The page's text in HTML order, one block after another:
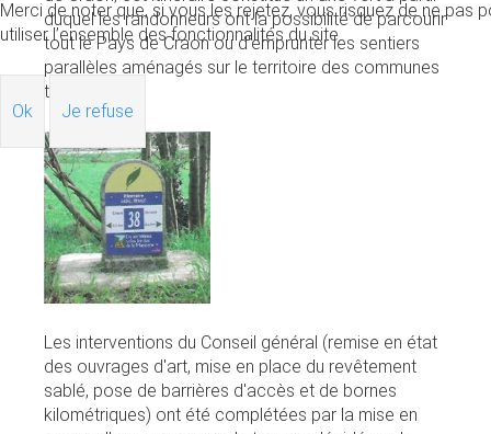
duquel les randonneurs ont la possibilité de parcourir
tout le Pays de Craon ou d'emprunter les sentiers
parallèles aménagés sur le territoire des communes
traversées.
Les interventions du Conseil général (remise en état
des ouvrages d'art, mise en place du revêtement
sablé, pose de barrières d'accès et de bornes
kilométriques) ont été complétées par la mise en
Merci de noter que, si vous les rejetez, vous risquez de ne pas
utiliser l’ensemble des fonctionnalités du site.
Ok Je refuse